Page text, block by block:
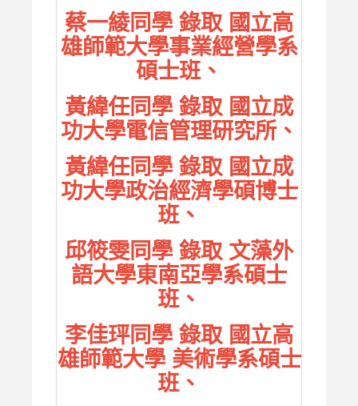
蔡一綾同學 錄取 國立高
雄師範大學事業經營學系
碩士班、
黃緯任同學 錄取 國立成
功大學電信管理研究所、
黃緯任同學 錄取 國立成
功大學政治經濟學碩博士
班、
邱筱雯同學 錄取 文藻外
語大學東南亞學系碩士
班、
李佳玶同學 錄取 國立高
雄師範大學 美術學系碩士
班、